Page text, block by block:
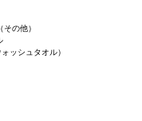
その他）
ッシュタオル）